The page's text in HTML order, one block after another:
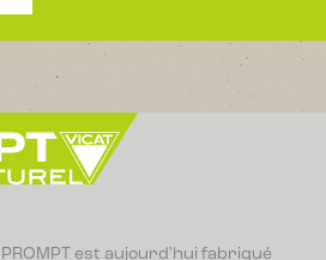
est aujourd'hui fabriqué